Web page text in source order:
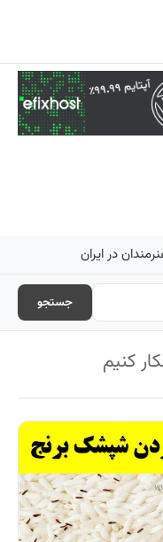
در ایران
جستجو
کنیم